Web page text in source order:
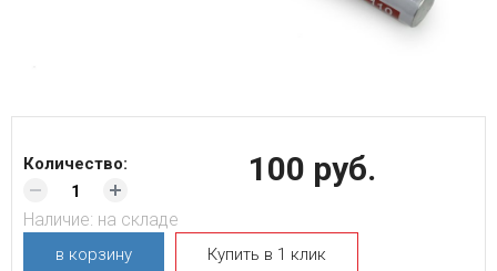
100 руб.
Количество:
Наличие: на складе
в корзину Купить в 1 клик